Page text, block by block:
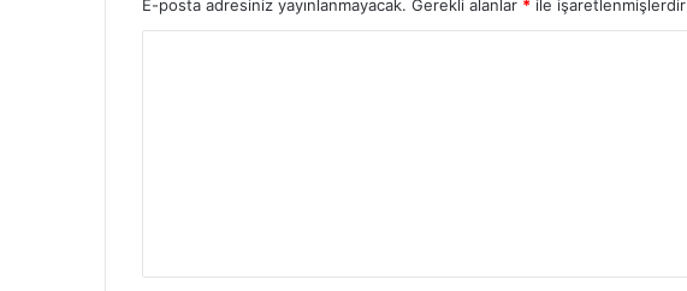
E-posta adresiniz yayınlanmayacak. Gerekli alanlar * ile işaretlenmişlerdir